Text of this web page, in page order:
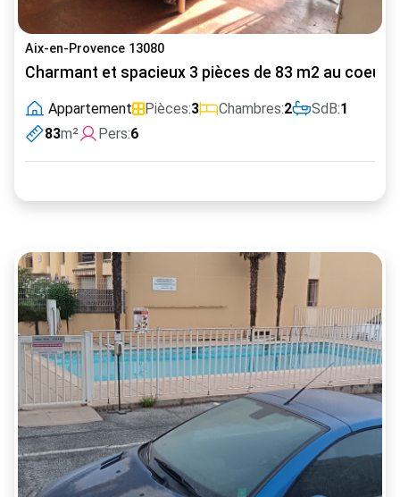
Aix-en-Provence 13080
Charmant et spacieux 3 pièces de 83 m2 au coeur
Appartement Pièces:3 Chambres:2 SdB:1
83m² Pers:6